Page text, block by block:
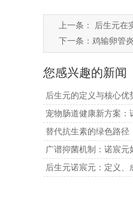
上一条： 后生元在
下一条： 鸡输卵管
您感兴趣的新闻
后生元的定义与核心优
宠物肠道健康新方案：
替代抗生素的绿色路径
广谱抑菌机制：诺宸元
后生元诺宸元：定义、